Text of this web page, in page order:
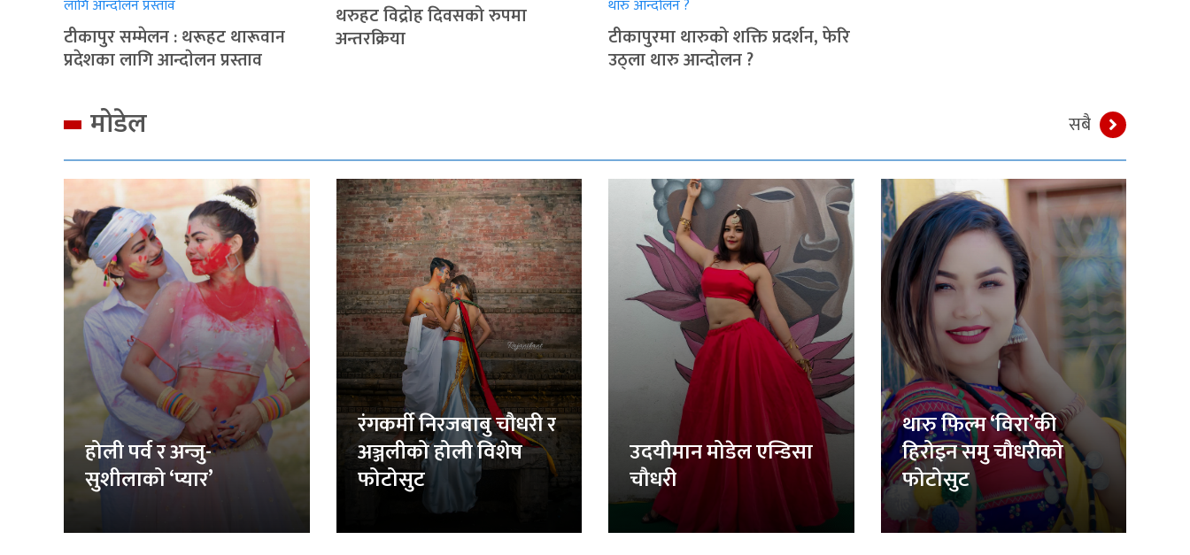
टीकापुर सम्मेलन : थरूहट थारूवान
प्रदेशका लागि आन्दाेलन प्रस्ताव
थरुहट विद्रोह दिवसको रुपमा
अन्तरक्रिया टीकापुरमा थारुको शक्ति प्रदर्शन, फेरि
उठ्ला थारु आन्दोलन ?
मोडेल सबै
होली पर्व र अन्जु-
सुशीलाको ‘प्यार’
रंगकर्मी निरजबाबु चौधरी र
अञ्जलीको होली विशेष
फोटोसुट
उदयीमान मोडेल एन्डिसा
चौधरी
थारु फिल्म ‘विरा’की
हिरोइन समु चौधरीको
फोटोसुट